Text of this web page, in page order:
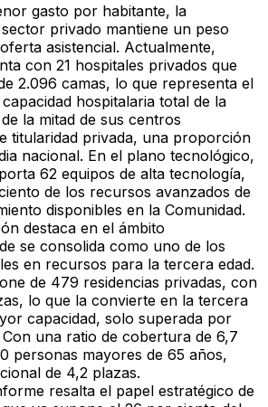
gasto por habitante, la
privado mantiene un peso
oferta asistencial. Actualmente,
con 21 hospitales privados que
2.096 camas, lo que representa el
hospitalaria total de la
la mitad de sus centros
titularidad privada, una proporción
nacional. En el plano tecnológico,
62 equipos de alta tecnología,
de los recursos avanzados de
disponibles en la Comunidad.
destaca en el ámbito
se consolida como uno de los
en recursos para la tercera edad.
de 479 residencias privadas, con
lo que la convierte en la tercera
capacidad, solo superada por
una ratio de cobertura de 6,7
personas mayores de 65 años,
de 4,2 plazas.
resalta el papel estratégico de